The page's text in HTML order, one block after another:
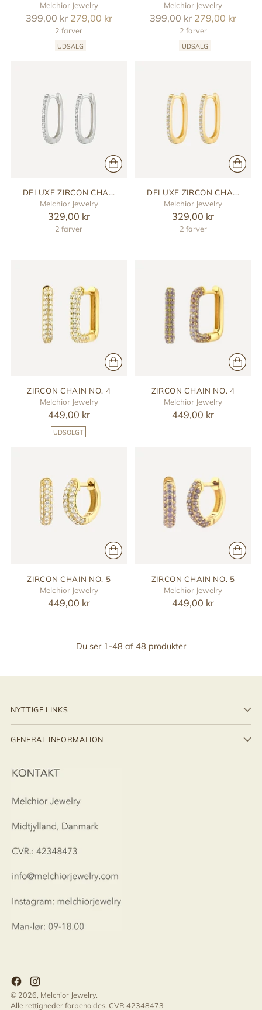
Melchior Jewelry
Reguler
399,00 kr 279,00 kr
2 farver
UDSALG
Melchior Jewelry
Reguler
399,00 kr 279,00 kr
2 farver
UDSALG
DELUXE ZIRCON CHA...
Melchior Jewelry
329,00 kr
2 farver
DELUXE ZIRCON CHA...
Melchior Jewelry
329,00 kr
2 farver
ZIRCON CHAIN NO. 4
Melchior Jewelry
449,00 kr
UDSOLGT
ZIRCON CHAIN NO. 4
Melchior Jewelry
449,00 kr
ZIRCON CHAIN NO. 5
Melchior Jewelry
449,00 kr
ZIRCON CHAIN NO. 5
Melchior Jewelry
449,00 kr
Du ser 1-48 af 48 produkter
NYTTIGE LINKS
GENERAL INFORMATION
© 2026, Melchior Jewelry.
Alle rettigheder forbeholdes. CVR 42348473